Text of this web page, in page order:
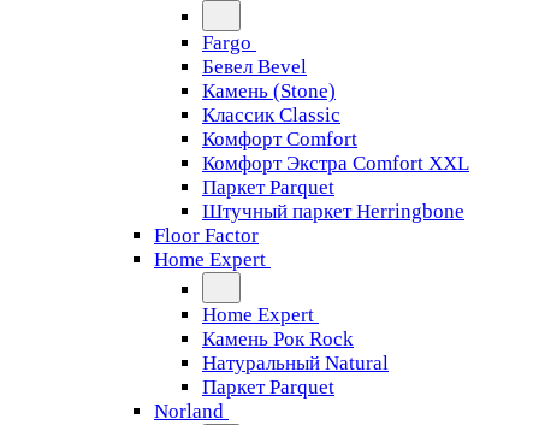
Fargo
Бевел Bevel
Камень (Stone)
Классик Classic
Комфорт Comfort
Комфорт Экстра Comfort XXL
Паркет Parquet
Штучный паркет Herringbone
Floor Factor
Home Expert
Home Expert
Камень Рок Rock
Натуральный Natural
Паркет Parquet
Norland